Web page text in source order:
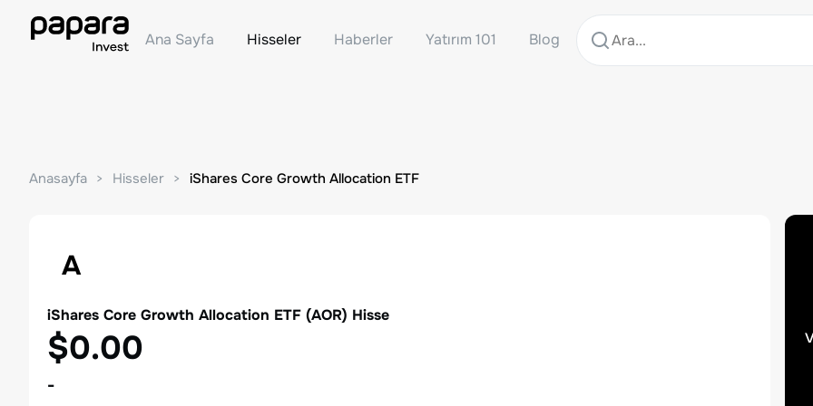
Ana Sayfa Hisseler Haberler Yatırım 101 Blog
Anasayfa Hisseler iShares Core Growth Allocation ETF
A
iShares Core Growth Allocation ETF (AOR) Hisse
$0.00
-